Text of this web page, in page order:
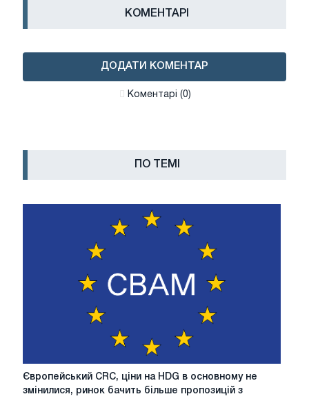
КОМЕНТАРІ
ДОДАТИ КОМЕНТАР
Коментарі (0)
ПО ТЕМІ
Європейський
CRC,
Європейський CRC, ціни на HDG в основному не
змінилися, ринок бачить більше пропозицій з